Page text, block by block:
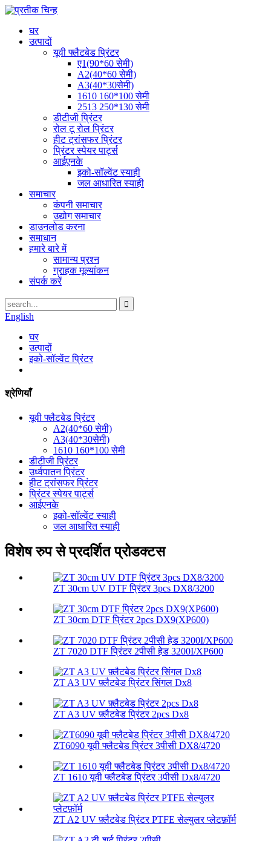
घर
उत्पादों
यूवी फ्लैटबेड प्रिंटर
ए1(90*60 सेमी)
A2(40*60 सेमी)
A3(40*30सेमी)
1610 160*100 सेमी
2513 250*130 सेमी
डीटीजी प्रिंटर
रोल टू रोल प्रिंटर
हीट ट्रांसफर प्रिंटर
प्रिंटर स्पेयर पार्ट्स
आईएनके
इको-सॉल्वेंट स्याही
जल आधारित स्याही
समाचार
कंपनी समाचार
उद्योग समाचार
डाउनलोड करना
समाधान
हमारे बारे में
सामान्य प्रश्न
ग्राहक मूल्यांकन
संपर्क करें
English
घर
उत्पादों
इको-सॉल्वेंट प्रिंटर
श्रेणियाँ
यूवी फ्लैटबेड प्रिंटर
A2(40*60 सेमी)
A3(40*30सेमी)
1610 160*100 सेमी
डीटीजी प्रिंटर
उर्ध्वपातन प्रिंटर
हीट ट्रांसफर प्रिंटर
प्रिंटर स्पेयर पार्ट्स
आईएनके
इको-सॉल्वेंट स्याही
जल आधारित स्याही
विशेष रुप से प्रदर्शित प्रोडक्टस
ZT 30cm UV DTF प्रिंटर 3pcs DX8/3200
ZT 30cm DTF प्रिंटर 2pcs DX9(XP600)
ZT 7020 DTF प्रिंटर 2पीसी हेड 3200I/XP600
ZT A3 UV फ़्लैटबेड प्रिंटर सिंगल Dx8
ZT A3 UV फ़्लैटबेड प्रिंटर 2pcs Dx8
ZT6090 यूवी फ्लैटबेड प्रिंटर 3पीसी DX8/4720
ZT 1610 यूवी फ्लैटबेड प्रिंटर 3पीसी Dx8/4720
ZT A2 UV फ़्लैटबेड प्रिंटर PTFE सेल्युलर प्लेटफ़ॉर्म